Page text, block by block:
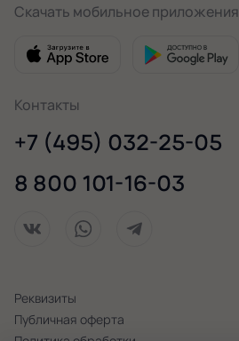
Публичная оферта
Реквизиты
Скачать мобильное приложения
Контакты
+7 (495) 032-25-05
8 800 101-16-03